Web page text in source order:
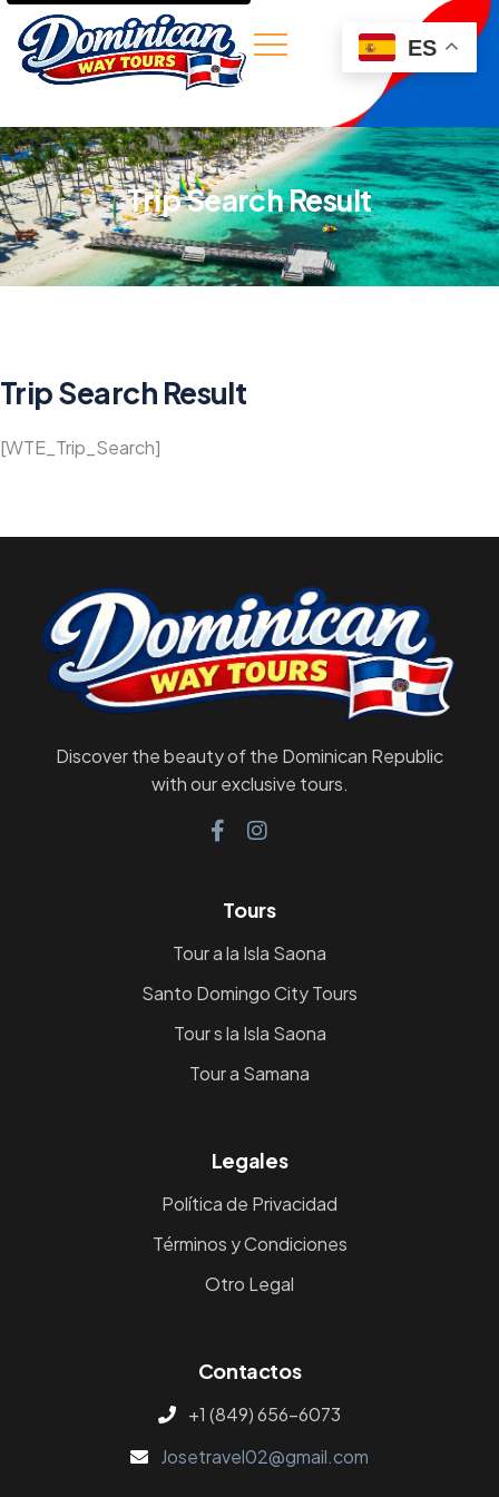
Trip Search Result
Trip Search Result
[WTE_Trip_Search]
Discover the beauty of the Dominican Republic
with our exclusive tours.
Tours
Tour a la Isla Saona
Santo Domingo City Tours
Tour s la Isla Saona
Tour a Samana
Legales
Política de Privacidad
Términos y Condiciones
Otro Legal
Contactos
+1 (849) 656-6073
Josetravel02@gmail.com
ES